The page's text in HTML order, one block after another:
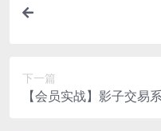
下一篇
【会员实战】影子交